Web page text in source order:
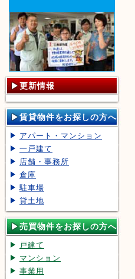
更新情報
賃貸物件をお探しの方へ
アパート・マンション
一戸建て
店舗・事務所
倉庫
駐車場
貸土地
売買物件をお探しの方へ
戸建て
マンション
事業用